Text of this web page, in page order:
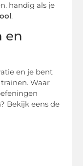
handig als je
.
en
en je bent
Waar
Bekijk eens de